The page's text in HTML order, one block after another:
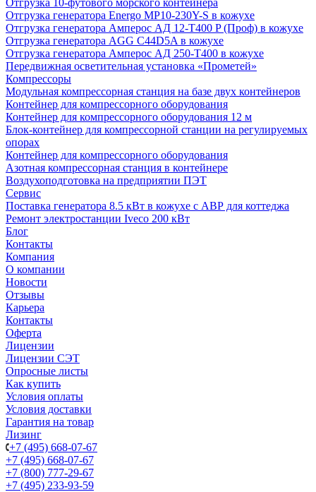
Отгрузка 10-футового морского контейнера
Отгрузка генератора Energo MP10-230Y-S в кожухе
Отгрузка генератора Амперос АД 12-Т400 P (Проф) в кожухе
Отгрузка генератора AGG C44D5A в кожухе
Отгрузка генератора Амперос АД 250-Т400 в кожухе
Передвижная осветительная установка «Прометей»
Компрессоры
Модульная компрессорная станция на базе двух контейнеров
Контейнер для компрессорного оборудования
Контейнер для компрессорного оборудования 12 м
Блок-контейнер для компрессорной станции на регулируемых
опорах
Контейнер для компрессорного оборудования
Азотная компрессорная станция в контейнере
Воздухоподготовка на предприятии ПЭТ
Сервис
Поставка генератора 8.5 кВт в кожухе с АВР для коттеджа
Ремонт электростанции Iveco 200 кВт
Блог
Контакты
Компания
О компании
Новости
Отзывы
Карьера
Контакты
Оферта
Лицензии
Лицензии СЭТ
Опросные листы
Как купить
Условия оплаты
Условия доставки
Гарантия на товар
Лизинг
+7 (495) 668-07-67
+7 (495) 668-07-67
+7 (800) 777-29-67
+7 (495) 233-93-59